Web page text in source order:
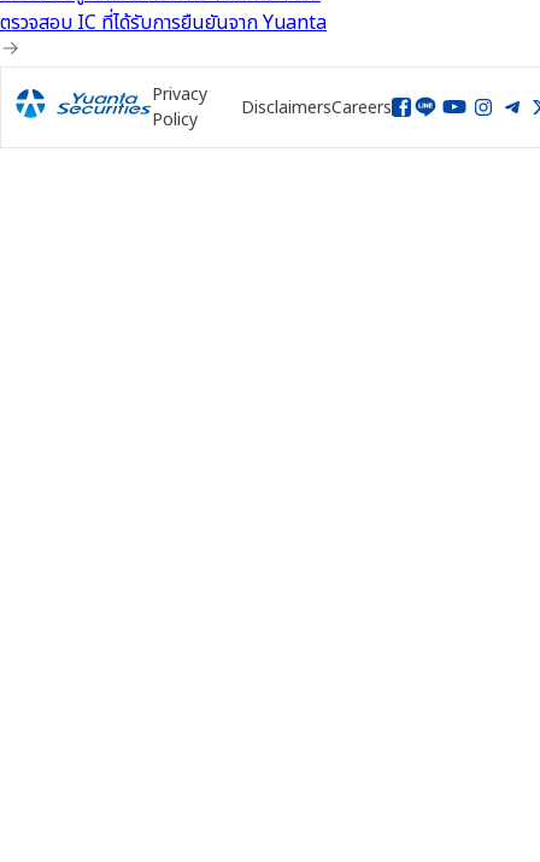
ตรวจสอบ IC ที่ได้รับการยืนยันจาก Yuanta
Privacy
Policy
DisclaimersCareers